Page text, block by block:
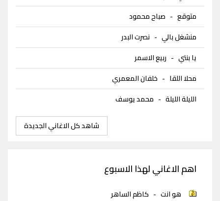
متوقع - صباح محمود
منشغل بالي - نصرت البدر
يا بنتي - ربيع الاسمر
محلا اللقا - خلفان المعمري
الليلة الليلة - محمد يوسف
شاهد كل الاغاني الجديدة
اهم الاغاني لهذا الاسبوع
هو انت - كاظم الساهر